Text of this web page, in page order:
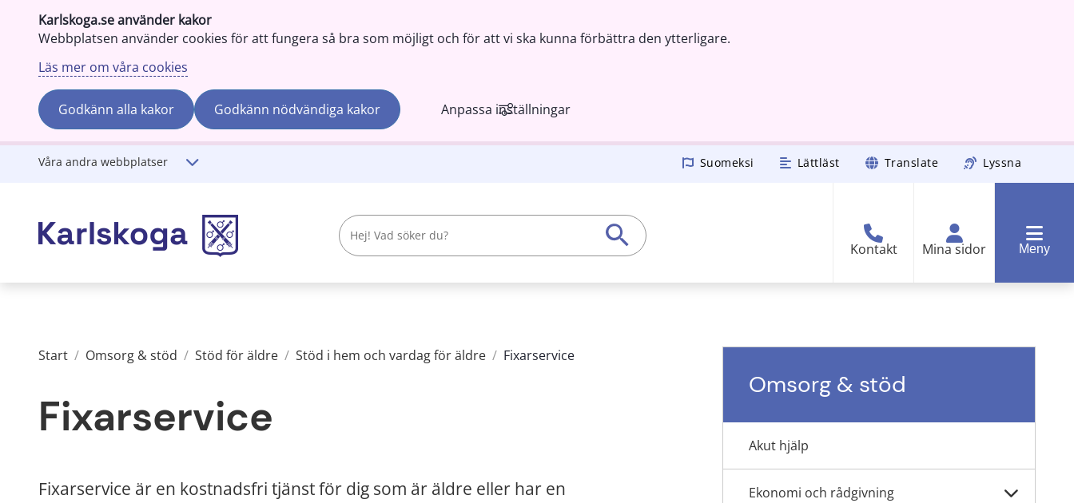
Karlskoga.se använder kakor
Webbplatsen använder cookies för att fungera så bra som möjligt och för att vi ska kunna förbättra den ytterligare.
Läs mer om våra cookies
Godkänn alla kakor Godkänn nödvändiga kakor Anpassa inställningar
Gå till innehåll
Våra andra webbplatser Suomeksi Lättläst Translate Lyssna
Kontakt Mina sidor Meny
Start / Omsorg & stöd / Stöd för äldre / Stöd i hem och vardag för äldre / Fixarservice
Fixarservice
Fixarservice är en kostnadsfri tjänst för dig som är äldre eller har en
Omsorg & stöd
Akut hjälp
Ekonomi och rådgivning